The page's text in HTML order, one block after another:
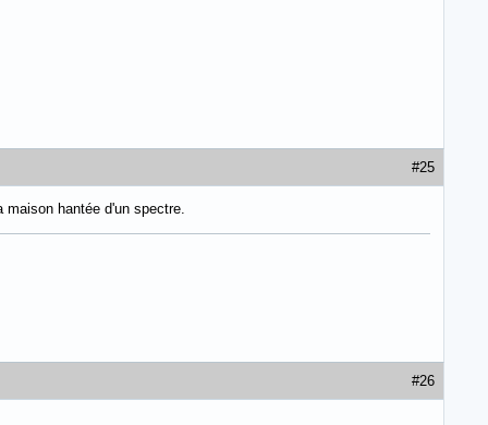
#25
hantée d'un spectre.
#26